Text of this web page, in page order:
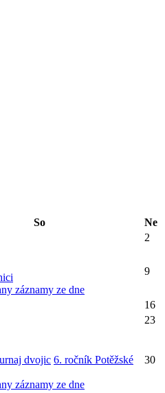
So
Ne
2
záznamy ze dne
9
16
23
dvojic 6. ročník Potěžské
záznamy ze dne
30